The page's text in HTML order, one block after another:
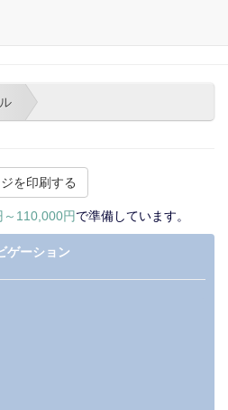
タル藍や | 振袖レンタル
110,000円で準備しています。
ゲーション